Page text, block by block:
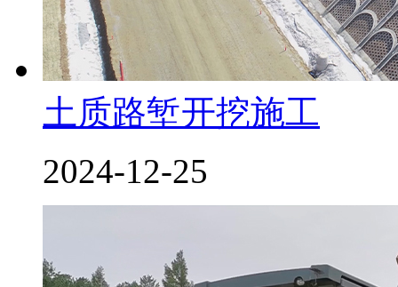
土质路堑开挖施工
2024-12-25